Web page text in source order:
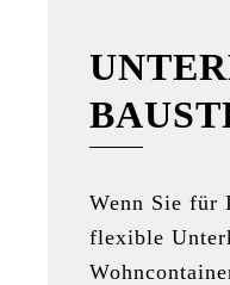
Wenn Sie für
flexible